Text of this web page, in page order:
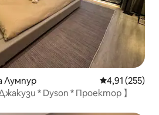
Лумпур Средна
4,91 (255)
* Dyson * Проектор 】